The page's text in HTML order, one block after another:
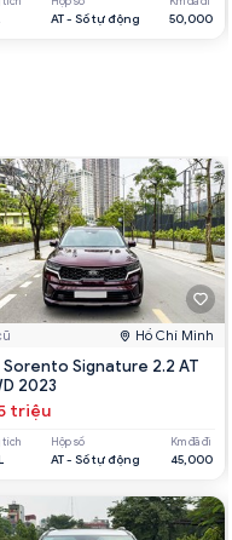
AT - Số tự động 50,000
Hồ Chí Minh
Sorento Signature 2.2 AT
2023
triệu
tích Hộp số
AT - Số tự động
Km đã đi
45,000